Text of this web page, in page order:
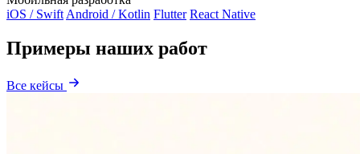
iOS / Swift Android / Kotlin Flutter React Native
Примеры наших работ
Все кейсы